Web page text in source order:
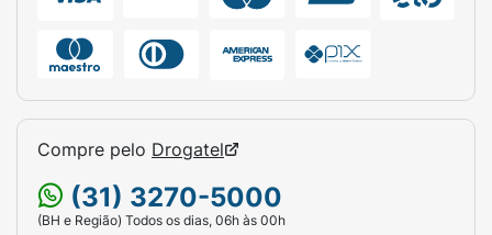
Compre pelo Drogatel
(31) 3270-5000
(BH e Região) Todos os dias, 06h às 00h